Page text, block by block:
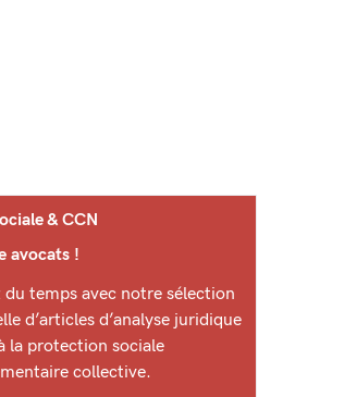
& CCN
avocats !
du temps avec notre sélection
d’articles d’analyse juridique
la protection sociale
collective.